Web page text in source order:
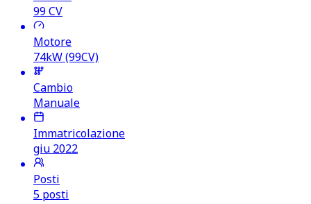
99CV
Motore
74kW (99CV)
Cambio
Manuale
Immatricolazione
giu 2022
Posti
5 posti